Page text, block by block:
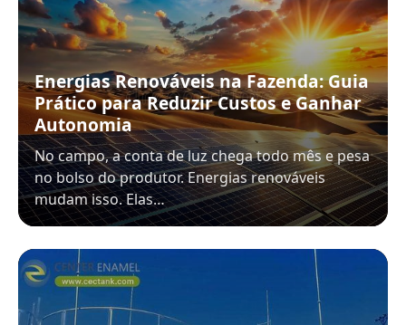
Energias Renováveis na Fazenda: Guia
Prático para Reduzir Custos e Ganhar
Autonomia
No campo, a conta de luz chega todo mês e pesa
no bolso do produtor. Energias renováveis
mudam isso. Elas…